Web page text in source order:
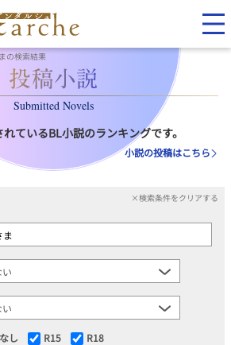
の検索結果
Submitted Novels
ているBL小説のランキングです。
小説の投稿はこちら
×検索条件をクリアする
し R15 R18